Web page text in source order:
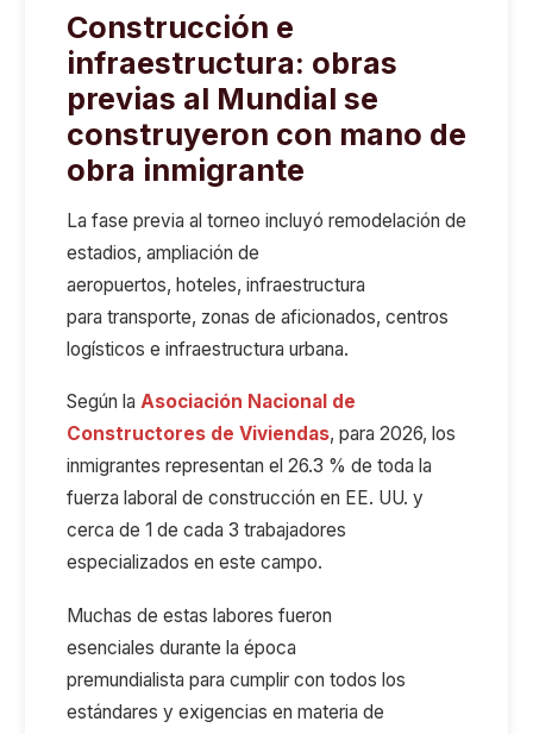
Construcción e
infraestructura: obras
previas al Mundial se
construyeron con mano de
obra inmigrante
La fase previa al torneo incluyó remodelación de
estadios, ampliación de
aeropuertos, hoteles, infraestructura
para transporte, zonas de aficionados, centros
logísticos e infraestructura urbana.
Según la Asociación Nacional de
Constructores de Viviendas, para 2026, los
inmigrantes representan el 26.3 % de toda la
fuerza laboral de construcción en EE. UU. y
cerca de 1 de cada 3 trabajadores
especializados en este campo.
Muchas de estas labores fueron
esenciales durante la época
premundialista para cumplir con todos los
estándares y exigencias en materia de